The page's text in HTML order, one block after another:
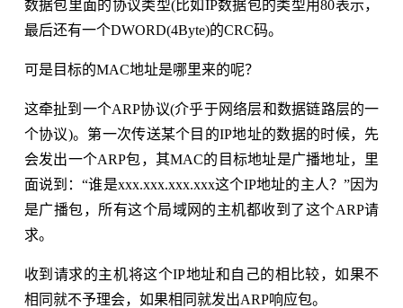
数据包里面的协议类型(比如IP数据包的类型用80表示，
最后还有一个DWORD(4Byte)的CRC码。
可是目标的MAC地址是哪里来的呢？
这牵扯到一个ARP协议(介乎于网络层和数据链路层的一
个协议)。第一次传送某个目的IP地址的数据的时候，先
会发出一个ARP包，其MAC的目标地址是广播地址，里
面说到：“谁是xxx.xxx.xxx.xxx这个IP地址的主人？”因为
是广播包，所有这个局域网的主机都收到了这个ARP请
求。
收到请求的主机将这个IP地址和自己的相比较，如果不
相同就不予理会，如果相同就发出ARP响应包。